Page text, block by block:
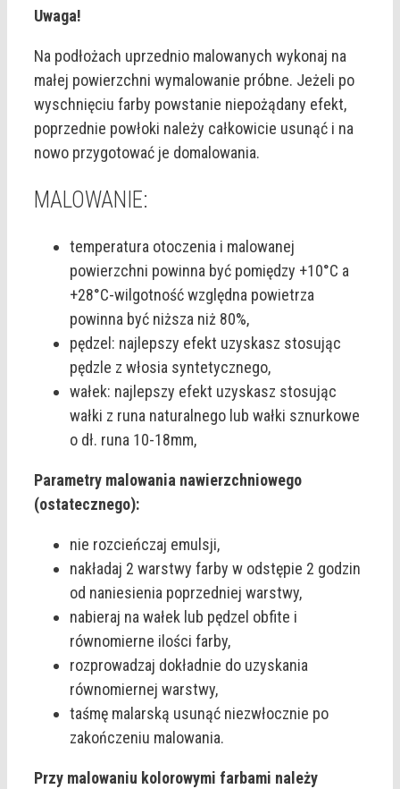
Uwaga!
Na podłożach uprzednio malowanych wykonaj na
małej powierzchni wymalowanie próbne. Jeżeli po
wyschnięciu farby powstanie niepożądany efekt,
poprzednie powłoki należy całkowicie usunąć i na
nowo przygotować je domalowania.
MALOWANIE:
temperatura otoczenia i malowanej
powierzchni powinna być pomiędzy +10°C a
+28°C-wilgotność względna powietrza
powinna być niższa niż 80%,
pędzel: najlepszy efekt uzyskasz stosując
pędzle z włosia syntetycznego,
wałek: najlepszy efekt uzyskasz stosując
wałki z runa naturalnego lub wałki sznurkowe
o dł. runa 10-18mm,
Parametry malowania nawierzchniowego
(ostatecznego):
nie rozcieńczaj emulsji,
nakładaj 2 warstwy farby w odstępie 2 godzin
od naniesienia poprzedniej warstwy,
nabieraj na wałek lub pędzel obfite i
równomierne ilości farby,
rozprowadzaj dokładnie do uzyskania
równomiernej warstwy,
taśmę malarską usunąć niezwłocznie po
zakończeniu malowania.
Przy malowaniu kolorowymi farbami należy